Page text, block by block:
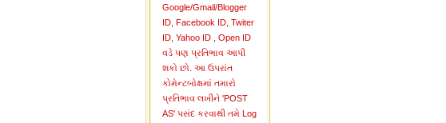
Google/Gmail/Blogger
ID, Facebook ID, Twiter
ID, Yahoo ID , Open ID
વડે પણ પ્રતિભાવ આપી
શકો છો. આ ઉપરાંત
કોમેન્ટબોક્ષમાં તમારો
પ્રતિભાવ લખીને 'POST
AS' પસંદ કરવાથી તમે Log